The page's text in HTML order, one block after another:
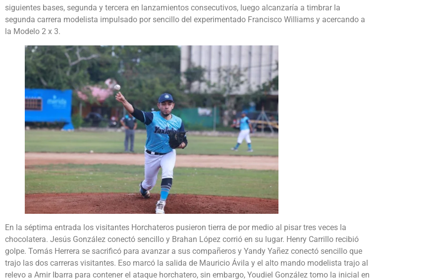
siguientes bases, segunda y tercera en lanzamientos consecutivos, luego alcanzaría a timbrar la
segunda carrera modelista impulsado por sencillo del experimentado Francisco Williams y acercando a
la Modelo 2 x 3.
En la séptima entrada los visitantes Horchateros pusieron tierra de por medio al pisar tres veces la
chocolatera. Jesús González conectó sencillo y Brahan López corrió en su lugar. Henry Carrillo recibió
golpe. Tomás Herrera se sacrificó para avanzar a sus compañeros y Yandy Yañez conectó sencillo que
trajo las dos carreras visitantes. Eso marcó la salida de Mauricio Ávila y el alto mando modelista trajo al
relevo a Amir Ibarra para contener el ataque horchatero, sin embargo, Youdiel González tomo la inicial en